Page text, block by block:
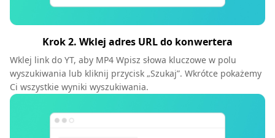
Krok 2. Wklej adres URL do konwertera
Wklej link do YT, aby MP4 Wpisz słowa kluczowe w polu
wyszukiwania lub kliknij przycisk „Szukaj”. Wkrótce pokażemy
Ci wszystkie wyniki wyszukiwania.